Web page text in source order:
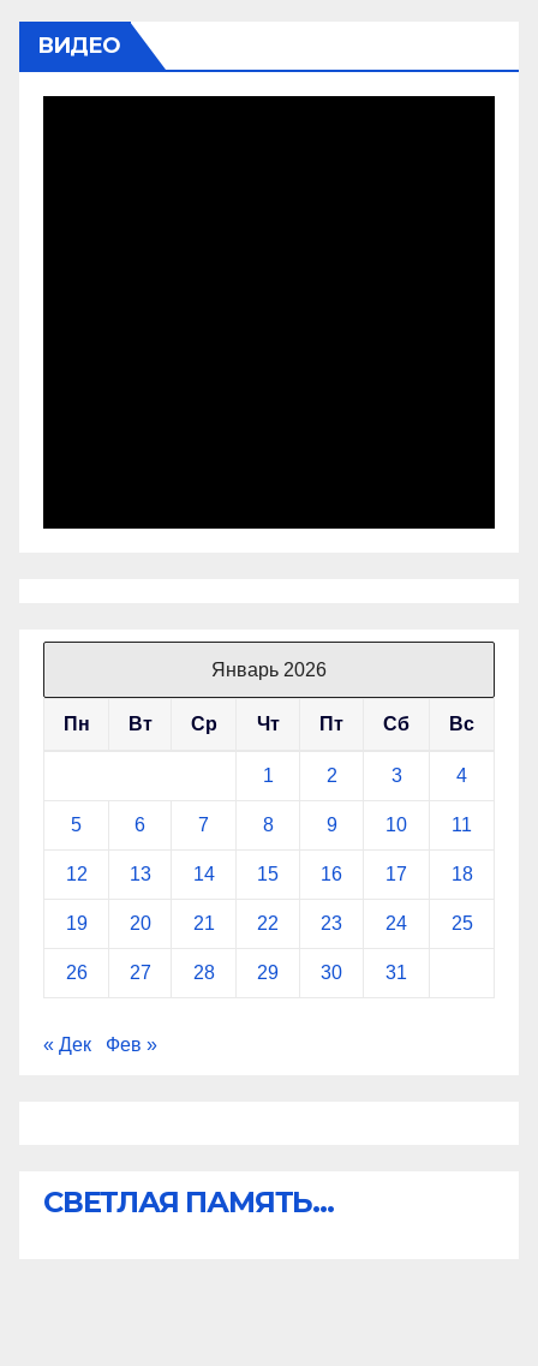
ВИДЕО
Январь 2026
Пн Вт Ср Чт Пт Сб Вс
1 2 3 4
5 6 7 8 9 10 11
12 13 14 15 16 17 18
19 20 21 22 23 24 25
26 27 28 29 30 31
« Дек Фев »
СВЕТЛАЯ ПАМЯТЬ...